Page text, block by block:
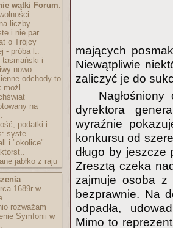
wątki Forum:
liczby
i nie par..
o Trójcy
- próba l..
tasmański i
nowo..
odchody-to
możl..
na
podatki i
syste..
i "okolice"
jabłko z raju
:
1689r w
rozważam
Symfonii w
mających
Niewątpliwie
zaliczyć je do
dyrektora
wyraźnie
konkursu od
długo by jeszcze
Zresztą czeka
zajmuje osoba
bezprawnie. Na
odpadła,
Mimo to